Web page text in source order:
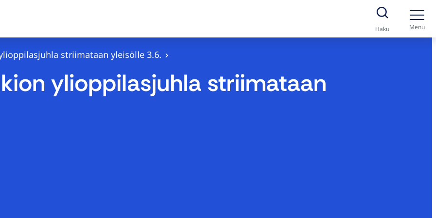
Haku Menu
striimataan yleisölle 3.6.
ylioppilasjuhla striimataan